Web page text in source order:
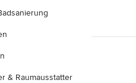
& Raumausstatter